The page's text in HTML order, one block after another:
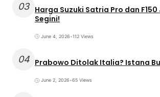
03 Harga Suzuki Satria Pro dan F150
Segini!
June 4, 2026•112 Views
04 Prabowo Ditolak Italia? Istana
June 2, 2026•65 Views